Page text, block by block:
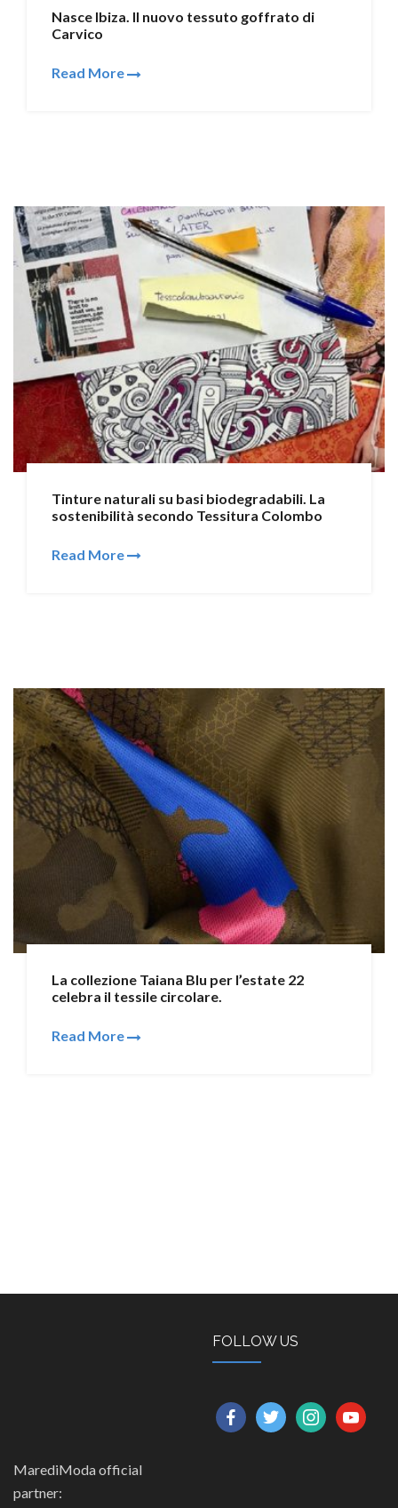
Nasce Ibiza. Il nuovo tessuto goffrato di
Carvico
Read More
Tinture naturali su basi biodegradabili. La
sostenibilità secondo Tessitura Colombo
Read More
La collezione Taiana Blu per l’estate 22
celebra il tessile circolare.
Read More
FOLLOW US
facebooktwitterinstagramyoutube
MarediModa official
partner: